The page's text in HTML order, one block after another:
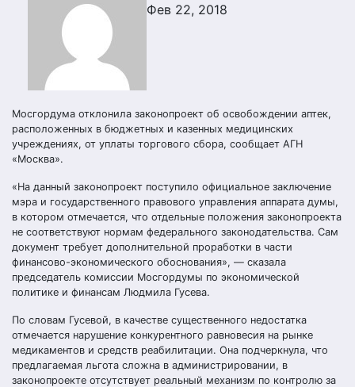
Фев 22, 2018
Мосгордума отклонила законопроект об освобождении аптек,
расположенных в бюджетных и казенных медицинских
учреждениях, от уплаты торгового сбора, сообщает АГН
«Москва».
«На данный законопроект поступило официальное заключение
мэра и государственного правового управления аппарата думы,
в котором отмечается, что отдельные положения законопроекта
не соответствуют нормам федерального законодательства. Сам
документ требует дополнительной проработки в части
финансово-экономического обоснования», — сказала
председатель комиссии Мосгордумы по экономической
политике и финансам Людмила Гусева.
По словам Гусевой, в качестве существенного недостатка
отмечается нарушение конкурентного равновесия на рынке
медикаментов и средств реабилитации. Она подчеркнула, что
предлагаемая льгота сложна в администрировании, в
законопроекте отсутствует реальный механизм по контролю за